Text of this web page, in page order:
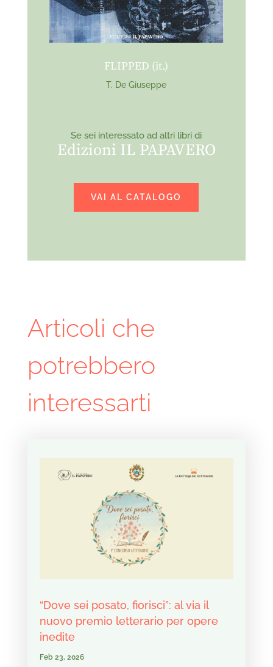
FLIPPED (it.)
T. De Giuseppe
Se sei interessato ad altri libri di
Edizioni IL PAPAVERO
VAI AL CATALOGO
Articoli che
potrebbero
interessarti
“Dove sei posato, fiorisci”: al via il
nuovo premio letterario per opere
inedite
Feb 23, 2026